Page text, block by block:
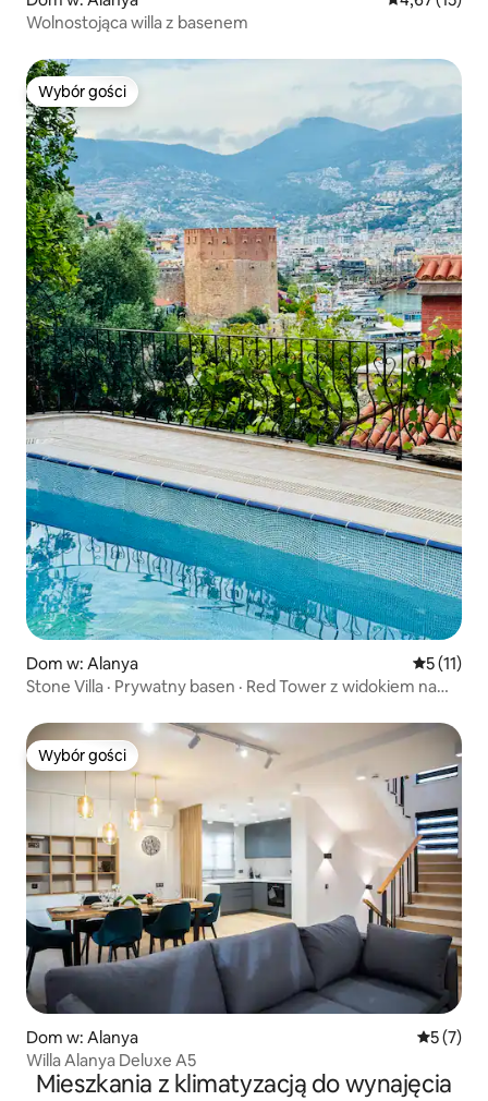
Wolnostojąca willa z basenem
Wybór gości
Wybór gości
Dom w: Alanya Średnia
5 (11)
Stone Villa · Prywatny basen · Red Tower z widokiem na
Wybór gości
Wybór gości
Dom w: Alanya Średnia
5 (7)
Willa Alanya Deluxe A5
Mieszkania z klimatyzacją do wynajęcia